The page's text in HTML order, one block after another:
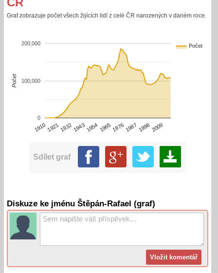
Graf zobrazuje počet všech žijících lidí z celé ČR narozených v daném roce.
Počet
1910 1921193219431954 1965 1976 1987 19982009
0
100,000
200,000
Počet
Sdílet graf
Diskuze ke jménu Štěpán-Rafael (graf)